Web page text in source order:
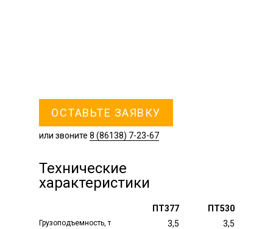
ОСТАВЬТЕ ЗАЯВКУ
или звоните 8 (86138) 7-23-67
Технические
характеристики
Грузоподъемность, т 3,5
ПТ530
3,5
ПТ377